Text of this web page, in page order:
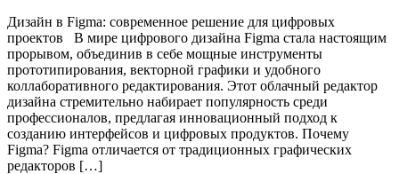
Дизайн в Figma: современное решение для цифровых
проектов В мире цифрового дизайна Figma стала настоящим
прорывом, объединив в себе мощные инструменты
прототипирования, векторной графики и удобного
коллаборативного редактирования. Этот облачный редактор
дизайна стремительно набирает популярность среди
профессионалов, предлагая инновационный подход к
созданию интерфейсов и цифровых продуктов. Почему
Figma? Figma отличается от традиционных графических
редакторов […]